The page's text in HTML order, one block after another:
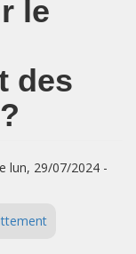
le
des
lun, 29/07/2024 -